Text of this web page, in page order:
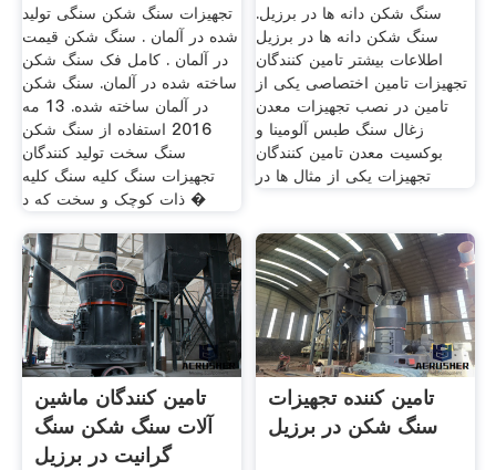
تجهیزات سنگ شکن سنگی تولید
شده در آلمان . سنگ شکن قیمت
در آلمان . کامل فک سنگ شکن
ساخته شده در آلمان. سنگ شکن
در آلمان ساخته شده. 13 مه
2016 استفاده از سنگ شکن
سنگ سخت تولید کنندگان
تجهیزات سنگ کلیه سنگ کلیه
ذات کوچک و سخت که د �
سنگ شکن دانه ها در برزیل.
سنگ شکن دانه ها در برزیل
اطلاعات بیشتر تامین کنندگان
تجهیزات تامین اختصاصی یکی از
تامین در نصب تجهیزات معدن
زغال سنگ طبس آلومینا و
بوکسیت معدن تامین کنندگان
تجهیزات یکی از مثال ها در
تامین کنندگان ماشین
آلات سنگ شکن سنگ
گرانیت در برزیل
تامین کننده تجهیزات
سنگ شکن در برزیل